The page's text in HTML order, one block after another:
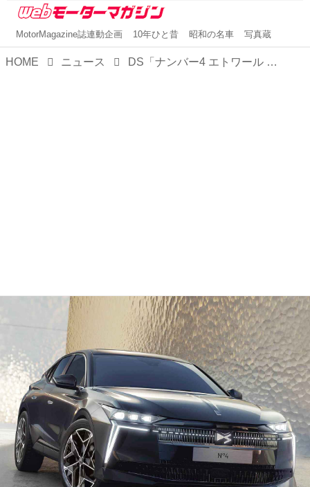
MotorMagazine誌連動企画 10年ひと昔 昭和の名車 写真蔵
HOME ニュース DS「ナンバー4 エトワール ハイブリッド」を発売。「DS4」からネーミングも前後デザインも一新